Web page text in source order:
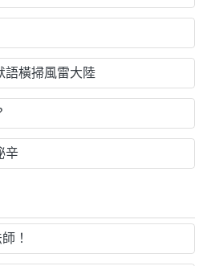
語橫掃風雷大陸
辛
！